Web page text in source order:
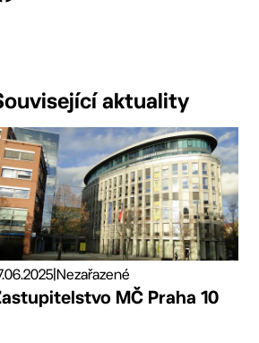
aktuality
|Nezařazené
MČ Praha 10